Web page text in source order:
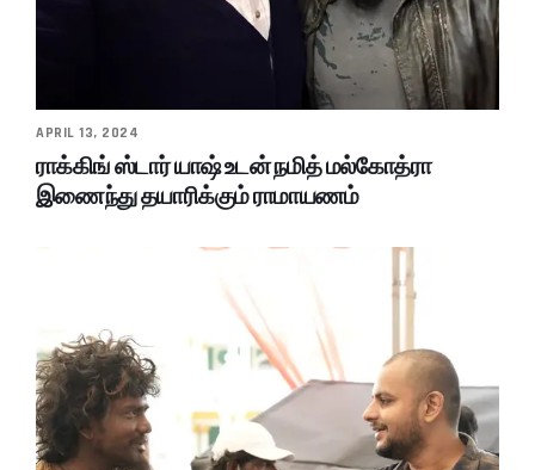
APRIL 13, 2024
ராக்கிங் ஸ்டார் யாஷ் உடன் நமித் மல்கோத்ரா
இணைந்து தயாரிக்கும் ராமாயணம்